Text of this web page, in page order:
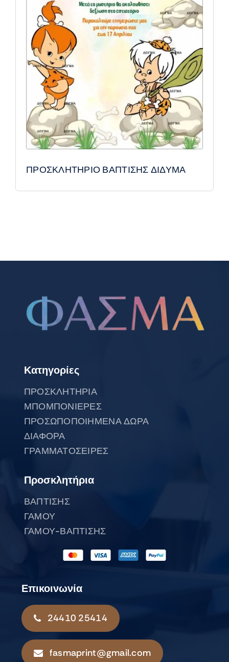
ΠΡΟΣΚΛΗΤΗΡΙΟ ΒΑΠΤΙΣΗΣ ΔΙΔΥΜΑ
Κατηγορίες
ΠΡΟΣΚΛΗΤΗΡΙΑ
ΜΠΟΜΠΟΝΙΕΡΕΣ
ΠΡΟΣΩΠΟΠΟΙΗΜΕΝΑ ΔΩΡΑ
ΔΙΑΦΟΡΑ
ΓΡΑΜΜΑΤΟΣΕΙΡΕΣ
Προσκλητήρια
ΒΑΠΤΙΣΗΣ
ΓΑΜΟΥ
ΓΑΜΟΥ-ΒΑΠΤΙΣΗΣ
Επικοινωνία
24410 25414
fasmaprint@gmail.com